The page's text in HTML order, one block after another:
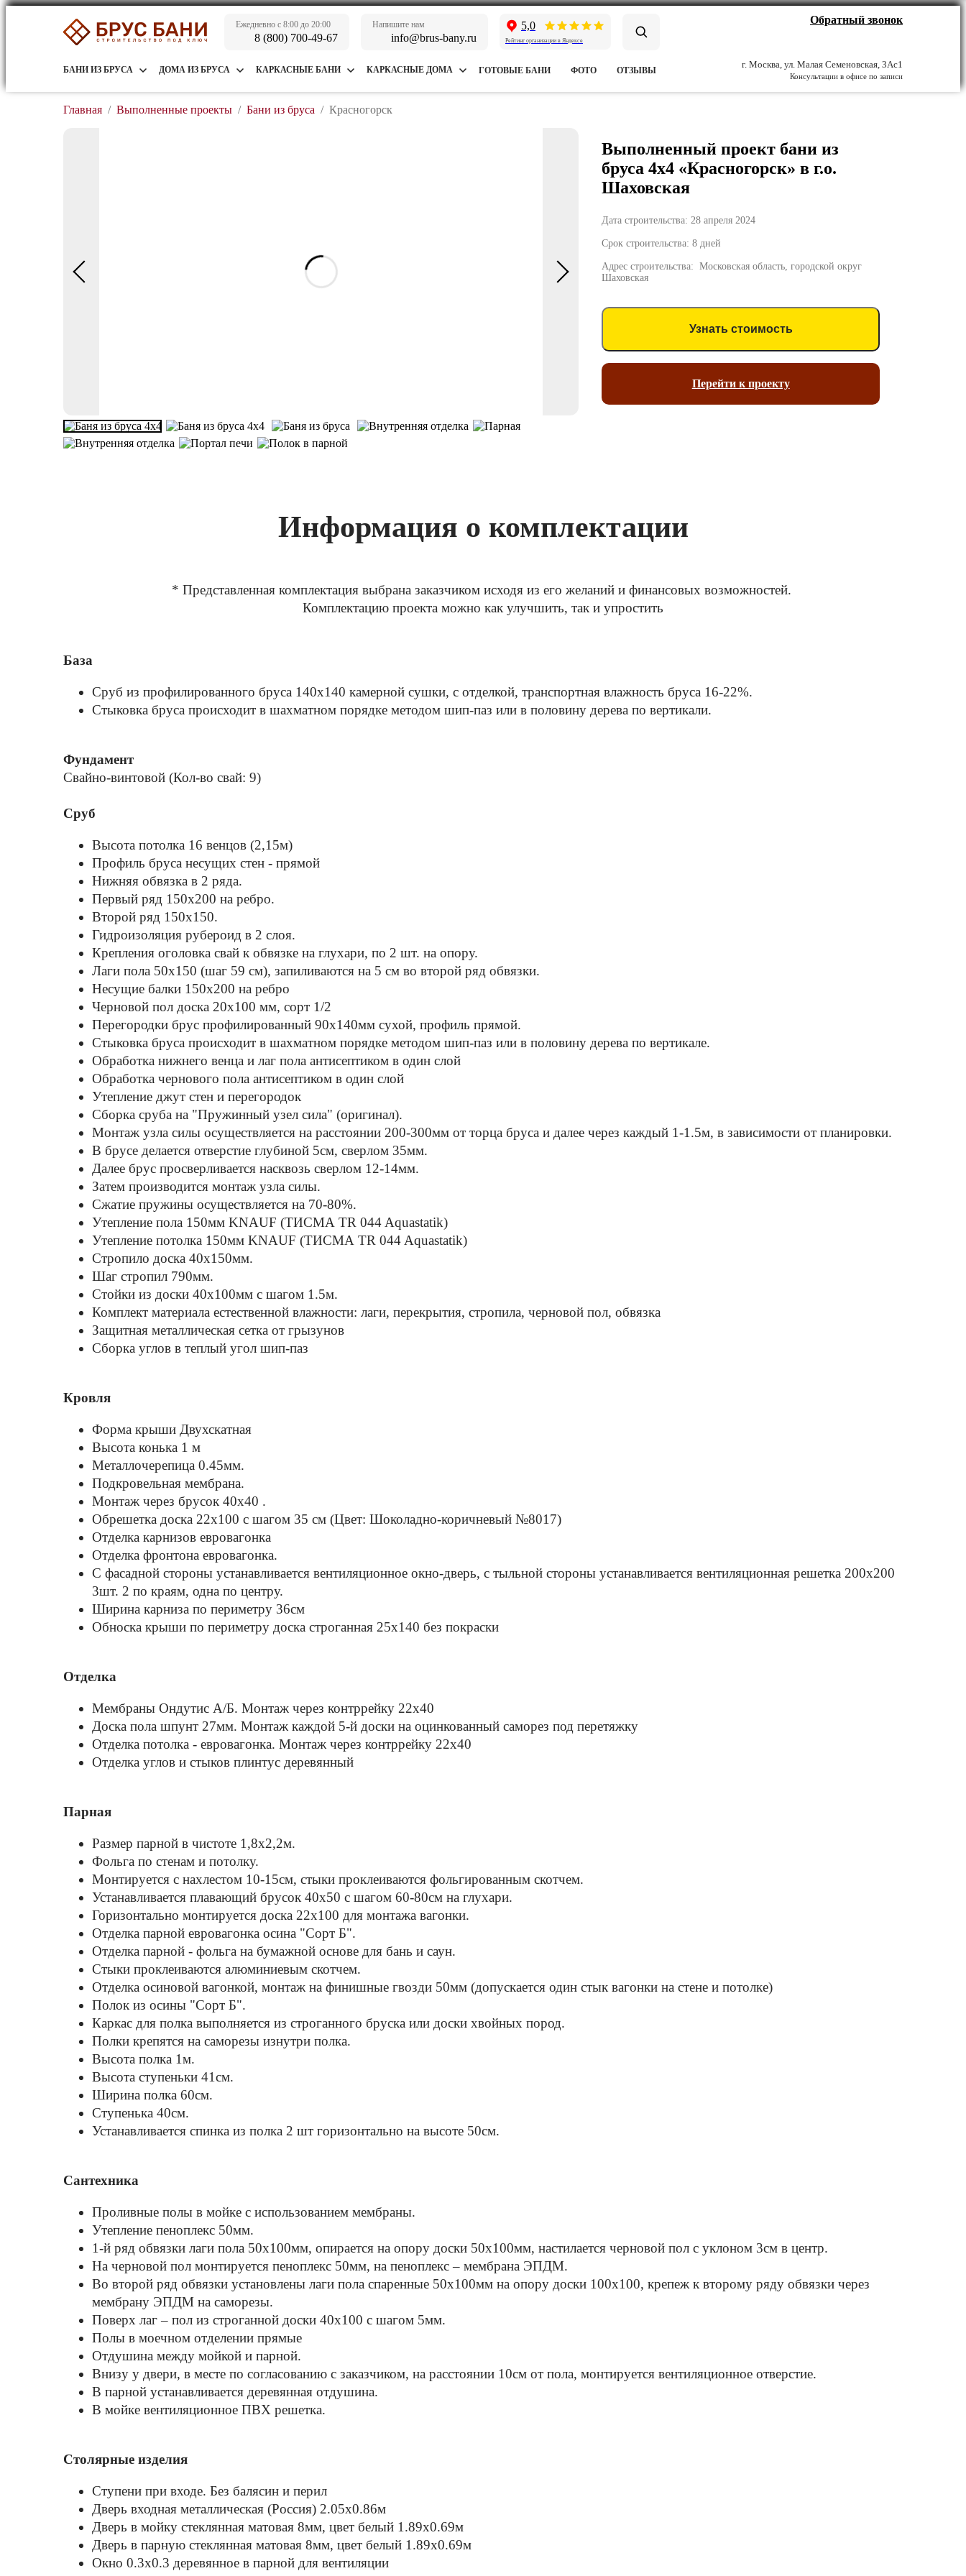
Ежедневно с 8:00 до 20:00
8 (800) 700-49-67
Напишите нам
info@brus-bany.ru
5,0
Рейтинг организации в Яндексе
Обратный звонок
БАНИ ИЗ БРУСА ДОМА ИЗ БРУСА КАРКАСНЫЕ БАНИ КАРКАСНЫЕ ДОМА ГОТОВЫЕ БАНИ ФОТО ОТЗЫВЫ
г. Москва, ул. Малая Семеновская, 3Ас1
Консультации в офисе по записи
Главная / Выполненные проекты / Бани из бруса / Красногорск
Выполненный проект бани из
бруса 4х4 «Красногорск» в г.о.
Шаховская
Дата строительства: 28 апреля 2024
Срок строительства: 8 дней
Адрес строительства: Московская область, городской округ
Шаховская
Узнать стоимость
Перейти к проекту
Информация о комплектации
* Представленная комплектация выбрана заказчиком исходя из его желаний и финансовых возможностей.
Комплектацию проекта можно как улучшить, так и упростить
База
Сруб из профилированного бруса 140x140 камерной сушки, с отделкой, транспортная влажность бруса 16-22%.
Стыковка бруса происходит в шахматном порядке методом шип-паз или в половину дерева по вертикали.
Фундамент
Свайно-винтовой (Кол-во свай: 9)
Сруб
Высота потолка 16 венцов (2,15м)
Профиль бруса несущих стен - прямой
Нижняя обвязка в 2 ряда.
Первый ряд 150x200 на ребро.
Второй ряд 150x150.
Гидроизоляция рубероид в 2 слоя.
Крепления оголовка свай к обвязке на глухари, по 2 шт. на опору.
Лаги пола 50х150 (шаг 59 см), запиливаются на 5 см во второй ряд обвязки.
Несущие балки 150x200 на ребро
Черновой пол доска 20х100 мм, сорт 1/2
Перегородки брус профилированный 90х140мм сухой, профиль прямой.
Стыковка бруса происходит в шахматном порядке методом шип-паз или в половину дерева по вертикале.
Обработка нижнего венца и лаг пола антисептиком в один слой
Обработка чернового пола антисептиком в один слой
Утепление джут стен и перегородок
Сборка сруба на "Пружинный узел сила" (оригинал).
Монтаж узла силы осуществляется на расстоянии 200-300мм от торца бруса и далее через каждый 1-1.5м, в зависимости от планировки.
В брусе делается отверстие глубиной 5см, сверлом 35мм.
Далее брус просверливается насквозь сверлом 12-14мм.
Затем производится монтаж узла силы.
Сжатие пружины осуществляется на 70-80%.
Утепление пола 150мм KNAUF (ТИСМА TR 044 Aquastatik)
Утепление потолка 150мм KNAUF (ТИСМА TR 044 Aquastatik)
Стропило доска 40x150мм.
Шаг стропил 790мм.
Стойки из доски 40х100мм с шагом 1.5м.
Комплект материала естественной влажности: лаги, перекрытия, стропила, черновой пол, обвязка
Защитная металлическая сетка от грызунов
Сборка углов в теплый угол шип-паз
Кровля
Форма крыши Двухскатная
Высота конька 1 м
Металлочерепица 0.45мм.
Подкровельная мембрана.
Монтаж через брусок 40x40 .
Обрешетка доска 22х100 с шагом 35 см (Цвет: Шоколадно-коричневый №8017)
Отделка карнизов евровагонка
Отделка фронтона евровагонка.
С фасадной стороны устанавливается вентиляционное окно-дверь, с тыльной стороны устанавливается вентиляционная решетка 200х200
3шт. 2 по краям, одна по центру.
Ширина карниза по периметру 36см
Обноска крыши по периметру доска строганная 25х140 без покраски
Отделка
Мембраны Ондутис А/Б. Монтаж через контррейку 22х40
Доска пола шпунт 27мм. Монтаж каждой 5-й доски на оцинкованный саморез под перетяжку
Отделка потолка - евровагонка. Монтаж через контррейку 22х40
Отделка углов и стыков плинтус деревянный
Парная
Размер парной в чистоте 1,8х2,2м.
Фольга по стенам и потолку.
Монтируется с нахлестом 10-15см, стыки проклеиваются фольгированным скотчем.
Устанавливается плавающий брусок 40х50 с шагом 60-80см на глухари.
Горизонтально монтируется доска 22х100 для монтажа вагонки.
Отделка парной евровагонка осина "Сорт Б".
Отделка парной - фольга на бумажной основе для бань и саун.
Стыки проклеиваются алюминиевым скотчем.
Отделка осиновой вагонкой, монтаж на финишные гвозди 50мм (допускается один стык вагонки на стене и потолке)
Полок из осины "Cорт Б".
Каркас для полка выполняется из строганного бруска или доски хвойных пород.
Полки крепятся на саморезы изнутри полка.
Высота полка 1м.
Высота ступеньки 41см.
Ширина полка 60см.
Ступенька 40см.
Устанавливается спинка из полка 2 шт горизонтально на высоте 50см.
Сантехника
Проливные полы в мойке с использованием мембраны.
Утепление пеноплекс 50мм.
1-й ряд обвязки лаги пола 50х100мм, опирается на опору доски 50х100мм, настилается черновой пол с уклоном 3см в центр.
На черновой пол монтируется пеноплекс 50мм, на пеноплекс – мембрана ЭПДМ.
Во второй ряд обвязки установлены лаги пола спаренные 50х100мм на опору доски 100х100, крепеж к второму ряду обвязки через
мембрану ЭПДМ на саморезы.
Поверх лаг – пол из строганной доски 40х100 с шагом 5мм.
Полы в моечном отделении прямые
Отдушина между мойкой и парной.
Внизу у двери, в месте по согласованию с заказчиком, на расстоянии 10см от пола, монтируется вентиляционное отверстие.
В парной устанавливается деревянная отдушина.
В мойке вентиляционное ПВХ решетка.
Столярные изделия
Ступени при входе. Без балясин и перил
Дверь входная металлическая (Россия) 2.05х0.86м
Дверь в мойку стеклянная матовая 8мм, цвет белый 1.89х0.69м
Дверь в парную стеклянная матовая 8мм, цвет белый 1.89х0.69м
Окно 0.3х0.3 деревянное в парной для вентиляции